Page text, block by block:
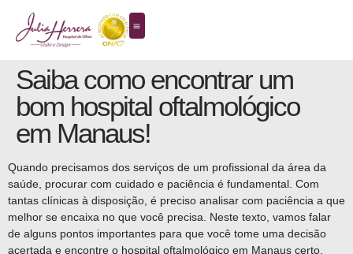
Saiba como encontrar um
bom hospital oftalmológico
em Manaus!
Quando precisamos dos serviços de um profissional da área da
saúde, procurar com cuidado e paciência é fundamental. Com
tantas clínicas à disposição, é preciso analisar com paciência a que
melhor se encaixa no que você precisa. Neste texto, vamos falar
de alguns pontos importantes para que você tome uma decisão
acertada e encontre o hospital oftalmológico em Manaus certo.